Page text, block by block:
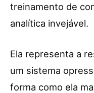
treinamento de
analítica invejável.
Ela representa a
um sistema
forma como ela